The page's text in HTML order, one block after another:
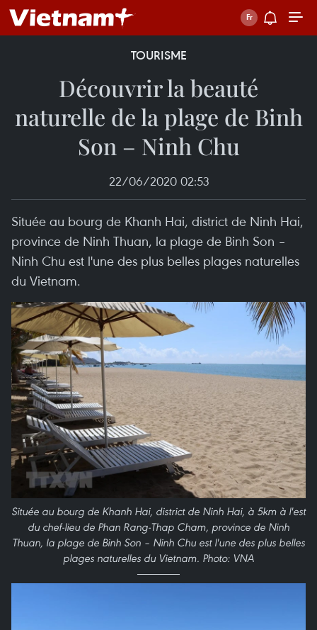
TOURISME
Découvrir la beauté
naturelle de la plage de Binh
Son – Ninh Chu
22/06/2020 02:53
Située au bourg de Khanh Hai, district de Ninh Hai,
province de Ninh Thuan, la plage de Binh Son –
Ninh Chu est l'une des plus belles plages naturelles
du Vietnam.
Située au bourg de Khanh Hai, district de Ninh Hai, à 5km à l'est
du chef-lieu de Phan Rang-Thap Cham, province de Ninh
Thuan, la plage de Binh Son – Ninh Chu est l'une des plus belles
plages naturelles du Vietnam. Photo: VNA